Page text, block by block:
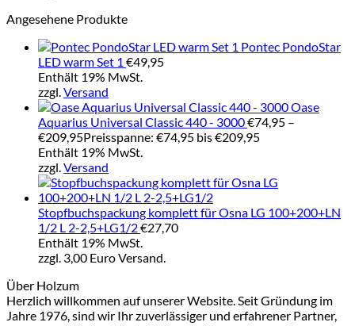
Angesehene Produkte
Pontec PondoStar
LED warm Set 1 €49,95
Enthält 19% MwSt.
zzgl.Versand
Oase
Aquarius Universal Classic 440 - 3000€74,95 –
€209,95Preisspanne: €74,95 bis €209,95
Enthält 19% MwSt.
zzgl.Versand
Stopfbuchspackung komplett für Osna LG 100+200+LN
1/2 L 2-2,5+LG1/2€27,70
Enthält 19% MwSt.
zzgl. 3,00 Euro Versand.
Über Holzum
Herzlich willkommen auf unserer Website. Seit Gründung im
Jahre 1976, sind wir Ihr zuverlässiger und erfahrener Partner,